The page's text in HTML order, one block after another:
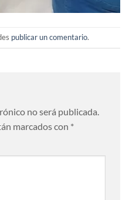
publicar un comentario.
no será publicada.
marcados con *